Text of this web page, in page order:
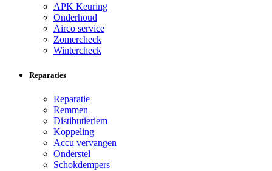
APK Keuring
Onderhoud
Airco service
Zomercheck
Wintercheck
Reparaties
Reparatie
Remmen
Distibutieriem
Koppeling
Accu vervangen
Onderstel
Schokdempers